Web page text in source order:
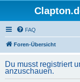
FAQ
Foren-Übersicht
Du musst registriert
anzuschauen.